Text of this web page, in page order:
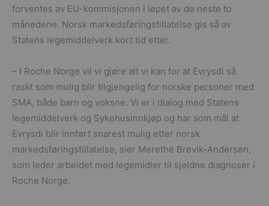
forventes av EU-kommisjonen i løpet av de neste to
månedene. Norsk markedsføringstillatelse gis så av
Statens legemiddelverk kort tid etter.
– I Roche Norge vil vi gjøre alt vi kan for at Evrysdi så
raskt som mulig blir tilgjengelig for norske personer med
SMA, både barn og voksne. Vi er i dialog med Statens
legemiddelverk og Sykehusinnkjøp og har som mål at
Evrysdi blir innført snarest mulig etter norsk
markedsføringstillatelse, sier Merethe Brevik-Andersen,
som leder arbeidet med legemidler til sjeldne diagnoser i
Roche Norge.